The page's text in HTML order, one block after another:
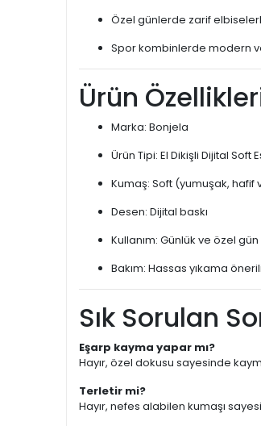
Özel günlerde zarif
Spor kombinlerde modern
Ürün
Marka: Bonjela
Ürün Tipi: El Dikişli Dijital Soft
Kumaş: Soft (yumuşak, hafif
Desen: Dijital baskı
Kullanım: Günlük ve özel gün
Bakım: Hassas yıkama
Sık Sorulan
Eşarp kayma yapar mı?
Hayır, özel dokusu sayesinde
Terletir mi?
Hayır, nefes alabilen kumaşı